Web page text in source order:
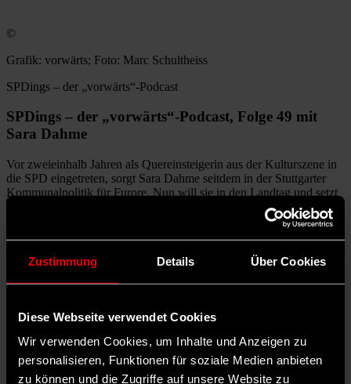
Zustimmung Details Über Cookies
Diese Webseite verwendet Cookies
Wir verwenden Cookies, um Inhalte und Anzeigen zu
personalisieren, Funktionen für soziale Medien anbieten
zu können und die Zugriffe auf unsere Website zu
©
Grafik: vorwärts; Foto: Marc Schultheiss
SPDings – der „vorwärts“-Podcast
SPDings – der „vorwärts“-Podcast, Folge 49 mit
Sara Dahme
Vor zweieinhalb Jahren als Quereinsteigerin aus der Kulturszene in
die SPD eingetreten, sorgt Sara Dahme seitdem in der Stuttgarter
Kommunalpolitik für Furore. Nun will sie in den Landtag und setzt
Sara Dahme: Die Frau mit Pferd will für die SPD in den Landtag
Warum eine Stuttgarter SPD-Gemeinderatskandidatin mit einem
Pferd wirbt
Özdemirs Wahlkreis ist im Stuttgarter Süden. Ob er das auch weiß?